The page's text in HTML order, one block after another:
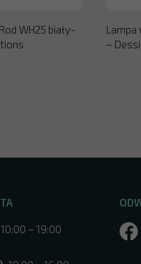
WH25 biały-
Lampa
–
10:00 – 19:00